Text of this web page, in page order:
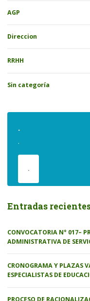
AGP
Direccion
RRHH
Sin categoría
.
.
.
Entradas
CONVOCATORIA N° 017–
ADMINISTRATIVA DE
CRONOGRAMA Y PLAZAS
ESPECIALISTAS DE
PROCESO DE